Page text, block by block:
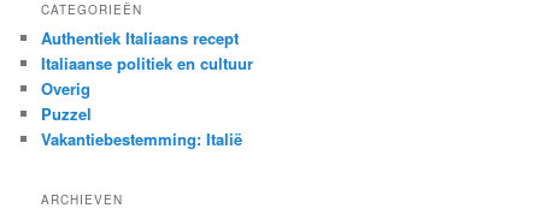
CATEGORIEËN
Authentiek Italiaans recept
Italiaanse politiek en cultuur
Overig
Puzzel
Vakantiebestemming: Italië
ARCHIEVEN